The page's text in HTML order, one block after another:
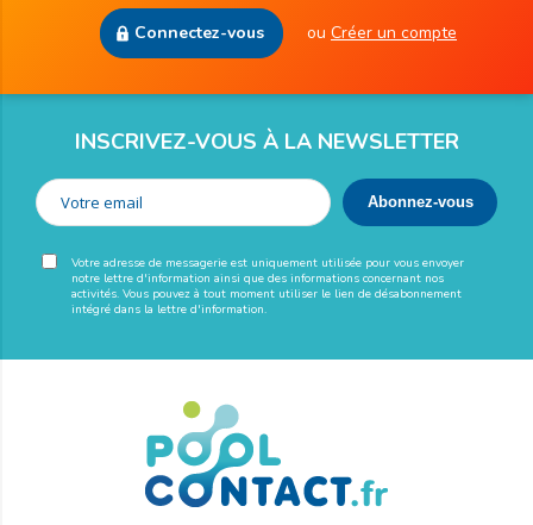
Connectez-vous ou Créer un compte
INSCRIVEZ-VOUS À LA NEWSLETTER
Votre adresse de messagerie est uniquement utilisée pour vous envoyer
notre lettre d'information ainsi que des informations concernant nos
activités. Vous pouvez à tout moment utiliser le lien de désabonnement
intégré dans la lettre d'information.